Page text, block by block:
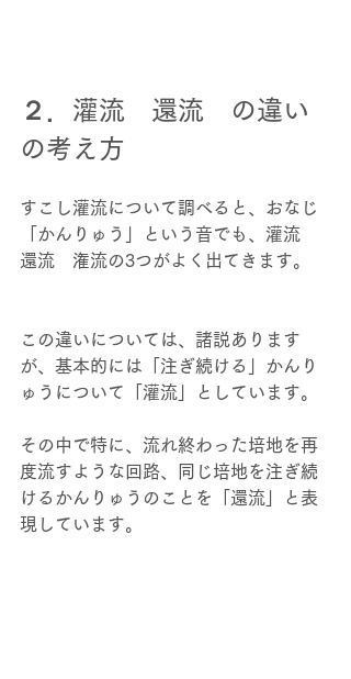
２．灌流　還流　の違い
の考え方
すこし灌流について調べると、おなじ
「かんりゅう」という音でも、灌流
還流　潅流の3つがよく出てきます。
この違いについては、諸説あります
が、基本的には「注ぎ続ける」かんり
ゅうについて「灌流」としています。
その中で特に、流れ終わった培地を再
度流すような回路、同じ培地を注ぎ続
けるかんりゅうのことを「還流」と表
現しています。